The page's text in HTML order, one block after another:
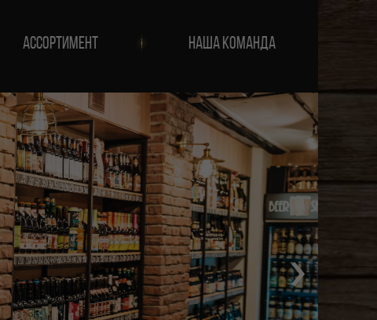
АССОРТИМЕНТ НАША КОМАНДА
›